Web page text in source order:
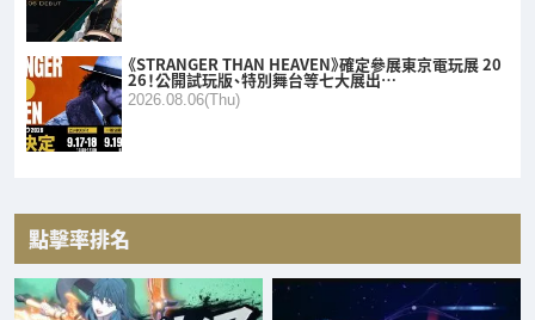
《STRANGER THAN HEAVEN》確定參展東京電玩展 20
26！公開試玩版、特別舞台等七大展出…
2026.08.06(Thu)
點擊率排名